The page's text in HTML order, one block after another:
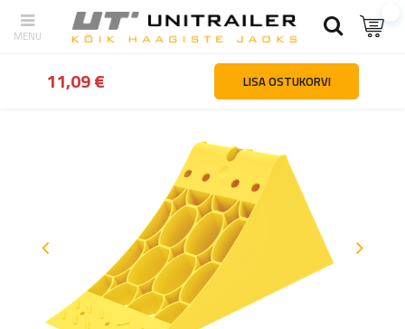
tagasi Kodu Tõkiskingad LOKHEN E36
11,09 € LISA OSTUKORVI